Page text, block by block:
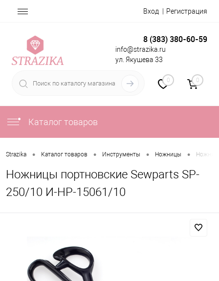
Вход Регистрация
8 (383) 380-60-59
info@strazika.ru
ул. Якушева 33
0 0
Каталог товаров
Strazika • Каталог товаров • Инструменты • Ножницы •
Ножницы портновские Sewparts SP-
250/10 И-НР-15061/10